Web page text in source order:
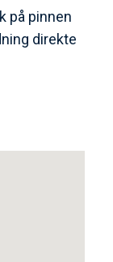
på pinnen
direkte